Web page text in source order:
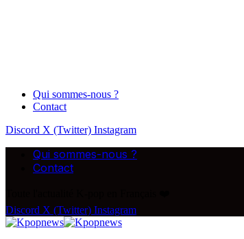
Qui sommes-nous ?
Contact
Discord X (Twitter) Instagram
Qui sommes-nous ?
Contact
Discord X (Twitter) Instagram